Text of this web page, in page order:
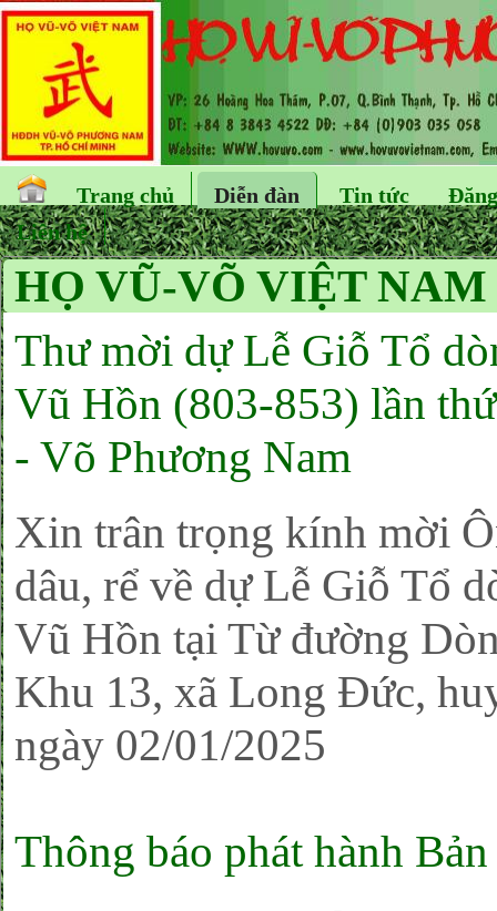
Trang chủ Diễn đàn Tin tức
Liên hệ
HỌ VŨ-VÕ VIỆT
Thư mời dự Lễ Giỗ Tổ
Vũ Hồn (803-853) lần
- Võ Phương Nam
Xin trân trọng kính mời
dâu, rể về dự Lễ Giỗ Tổ
Vũ Hồn tại Từ đường
Khu 13, xã Long Đức,
ngày 02/01/2025
Thông báo phát hành